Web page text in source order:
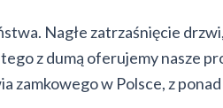
Nagłe zatrzaśnięcie
z dumą oferujemy nasze
zamkowego w Polsce, z